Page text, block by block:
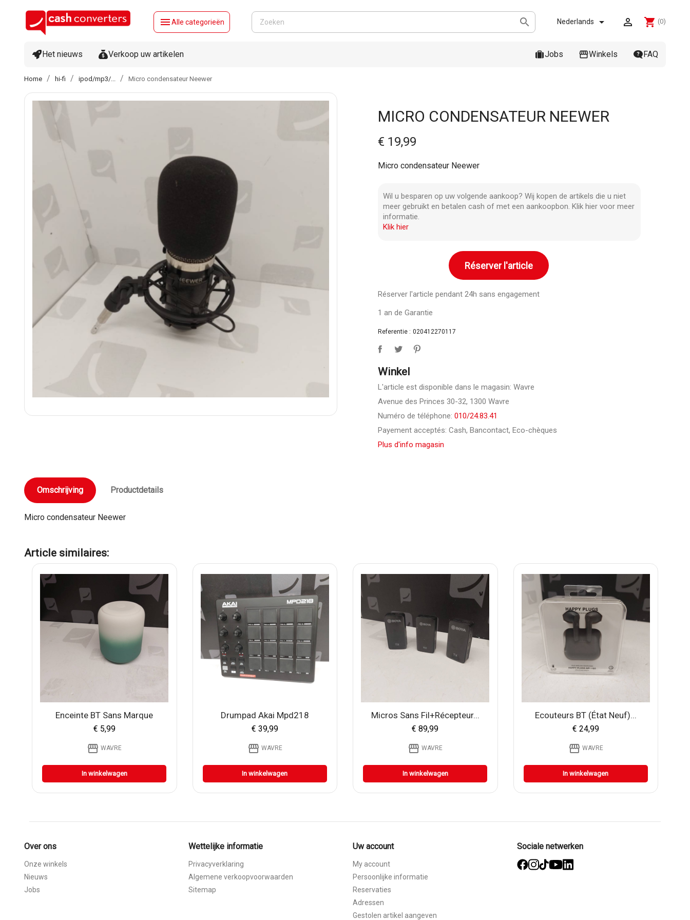
menuAlle categorieën  shopping_cart (0)
Nederlands  
Het nieuws Verkoop uw artikelen Jobs Winkels FAQ
Home hi-fi ipod/mp3/... Micro condensateur Neewer
MICRO CONDENSATEUR NEEWER
€ 19,99
Micro condensateur Neewer
Wil u besparen op uw volgende aankoop? Wij kopen de artikels die u niet
meer gebruikt en betalen cash of met een aankoopbon. Klik hier voor meer
informatie.
Klik hier
Réserver l'article
Réserver l'article pendant 24h sans engagement
1 an de Garantie
Referentie : 020412270117
Winkel
L'article est disponible dans le magasin: Wavre
Avenue des Princes 30-32, 1300 Wavre
Numéro de téléphone: 010/24.83.41
Payement acceptés: Cash, Bancontact, Eco-chèques
Plus d'info magasin
Omschrijving Productdetails
Micro condensateur Neewer
Article similaires:
Enceinte BT Sans Marque
€ 5,99
storefront WAVRE
In winkelwagen
Drumpad Akai Mpd218
€ 39,99
storefront WAVRE
In winkelwagen
Micros Sans Fil+récepteur...
€ 89,99
storefront WAVRE
In winkelwagen
Ecouteurs BT (état Neuf)...
€ 24,99
storefront WAVRE
In winkelwagen
Over ons
Onze winkels
Nieuws
Jobs
Wettelijke informatie
Privacyverklaring
Algemene verkoopvoorwaarden
Sitemap
Uw account
My account
Persoonlijke informatie
Reservaties
Adressen
Gestolen artikel aangeven
Sociale netwerken
facebook
Instagram
TikTokYouTube
Linked